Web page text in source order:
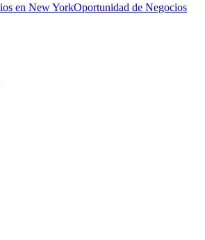
en New YorkOportunidad de Negocios